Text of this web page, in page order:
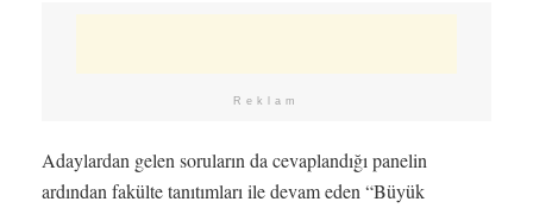
Reklam
Adaylardan gelen soruların da cevaplandığı panelin
ardından fakülte tanıtımları ile devam eden “Büyük